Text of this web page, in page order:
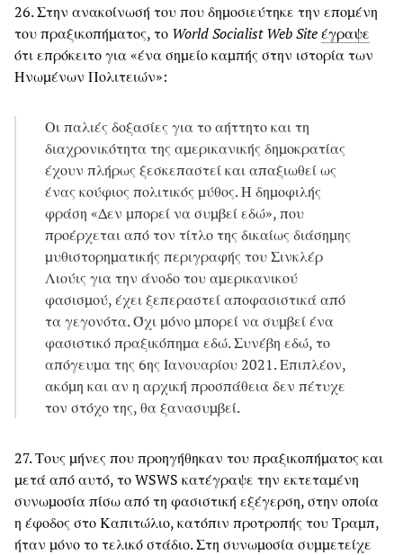
26. Στην ανακοίνωσή του που δημοσιεύτηκε την επομένη
του πραξικοπήματος, το World Socialist Web Siteέγραψε
ότι επρόκειτο για «ένα σημείο καμπής στην ιστορία των
Ηνωμένων Πολιτειών»:
Οι παλιές δοξασίες για το αήττητο και τη
διαχρονικότητα της αμερικανικής δημοκρατίας
έχουν πλήρως ξεσκεπαστεί και απαξιωθεί ως
ένας κούφιος πολιτικός μύθος. Η δημοφιλής
φράση «Δεν μπορεί να συμβεί εδώ», που
προέρχεται από τον τίτλο της δικαίως διάσημης
μυθιστορηματικής περιγραφής του Σινκλέρ
Λιούις για την άνοδο του αμερικανικού
φασισμού, έχει ξεπεραστεί αποφασιστικά από
τα γεγονότα. Όχι μόνο μπορεί να συμβεί ένα
φασιστικό πραξικόπημα εδώ. Συνέβη εδώ, το
απόγευμα της 6ης Ιανουαρίου 2021. Επιπλέον,
ακόμη και αν η αρχική προσπάθεια δεν πέτυχε
τον στόχο της, θα ξανασυμβεί.
27. Τους μήνες που προηγήθηκαν του πραξικοπήματος και
μετά από αυτό, το WSWS κατέγραψε την εκτεταμένη
συνωμοσία πίσω από τη φασιστική εξέγερση, στην οποία
η έφοδος στο Καπιτώλιο, κατόπιν προτροπής του Τραμπ,
ήταν μόνο το τελικό στάδιο. Στη συνωμοσία συμμετείχε